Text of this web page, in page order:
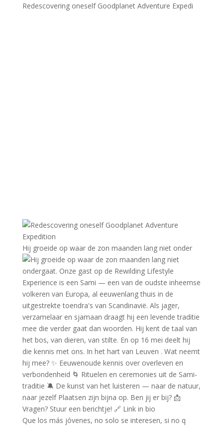
Redescovering oneself Goodplanet Adventure Expedi
Hij groeide op waar de zon maanden lang niet onder
Que los más jóvenes, no solo se interesen, si no q